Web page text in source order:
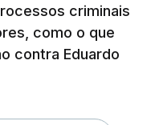
criminais
como o que
contra Eduardo